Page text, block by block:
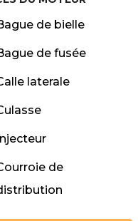
de bielle
de fusée
laterale
Injecteur
de